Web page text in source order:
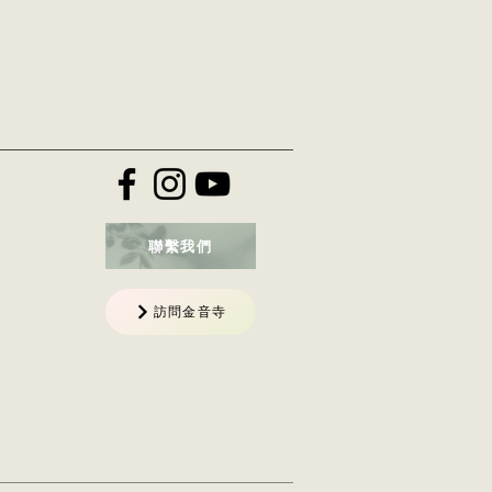
聯繫我們
訪問金音寺